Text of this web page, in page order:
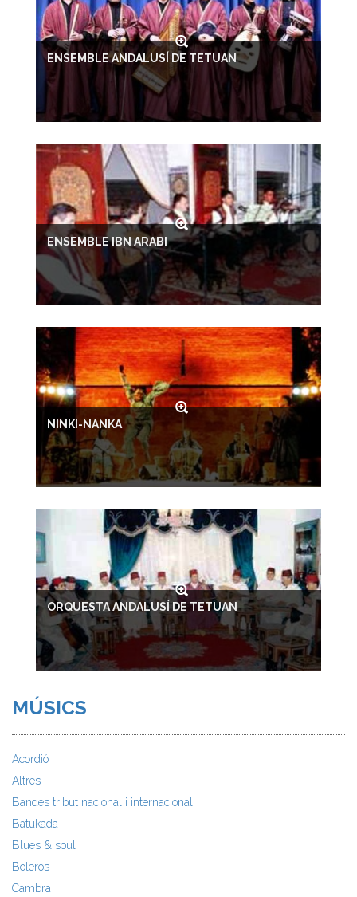
ENSEMBLE ANDALUSÍ DE TETUAN
ENSEMBLE IBN ARABI
NINKI-NANKA
ORQUESTA ANDALUSÍ DE TETUAN
MÚSICS
Acordió
Altres
Bandes tribut nacional i internacional
Batukada
Blues & soul
Boleros
Cambra